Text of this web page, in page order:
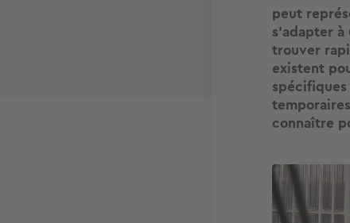
peut
s’adapter
trouver
existent
connaître
Image